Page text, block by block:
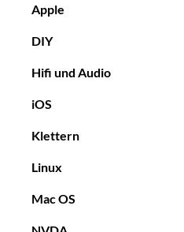
Apple
DIY
Hifi und Audio
iOS
Klettern
Linux
Mac OS